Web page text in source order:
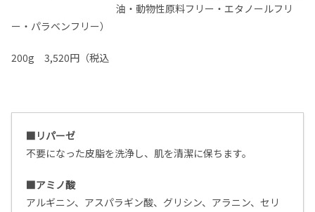
油・動物性原料フリー・エタノールフリ
ー・パラベンフリー）
200g 3,520円（税込
■リパーゼ
不要になった皮脂を洗浄し、肌を清潔に保ちます。
■アミノ酸
アルギニン、アスパラギン酸、グリシン、アラニン、セリ